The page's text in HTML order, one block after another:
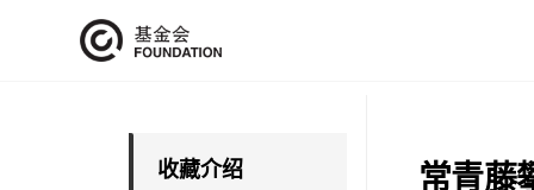
收藏介绍 常青藤